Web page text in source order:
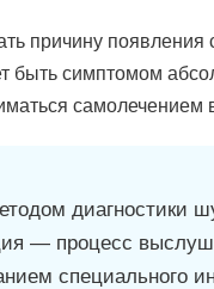
причину
быть симптомом
самолечением
диагностики
— процесс
специального